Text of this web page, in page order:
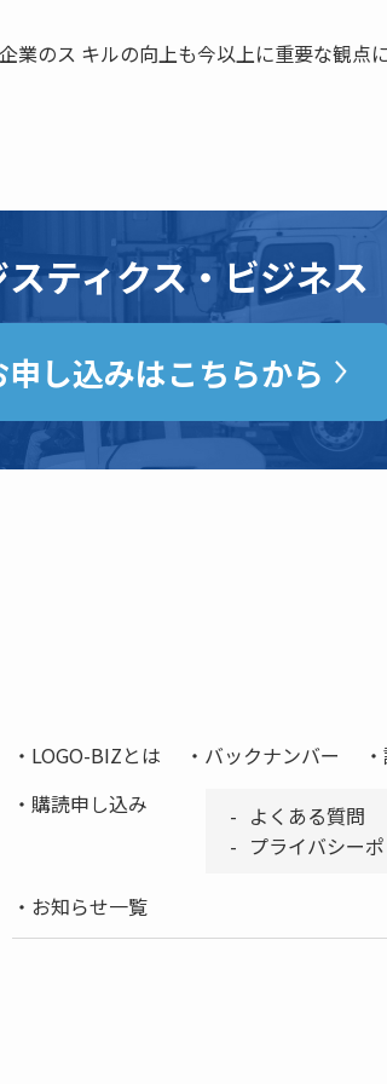
業のス キルの向上も今以上に重要な観点
ティクス・ビジネス
し込みはこちらから
LOGO-BIZとは バックナンバー
購読申し込み
よくある質問
プライバシー
お知らせ一覧